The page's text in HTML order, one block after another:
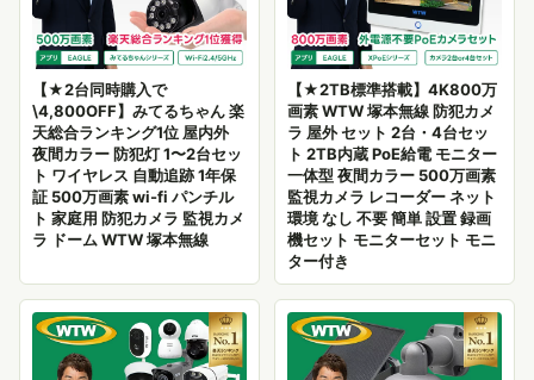
【★2台同時購入で
\4,800OFF】みてるちゃん 楽
天総合ランキング1位 屋内外
夜間カラー 防犯灯 1〜2台セッ
ト ワイヤレス 自動追跡 1年保
証 500万画素 wi-fi パンチル
ト 家庭用 防犯カメラ 監視カメ
ラ ドーム WTW 塚本無線
【★2TB標準搭載】4K800万
画素 WTW 塚本無線 防犯カメ
ラ 屋外 セット 2台・4台セッ
ト 2TB内蔵 PoE給電 モニター
一体型 夜間カラー 500万画素
監視カメラ レコーダー ネット
環境 なし 不要 簡単 設置 録画
機セット モニターセット モニ
ター付き